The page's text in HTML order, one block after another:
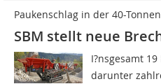
Paukenschlag in der 40-
SBM stellt neue
I?nsgesamt 19
darunter